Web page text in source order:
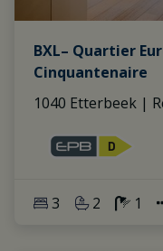
BXL– Quartier
Cinquantenaire
1040 Etterbeek |
3 2 1